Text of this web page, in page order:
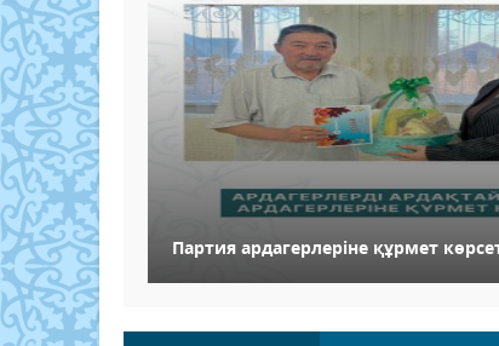
Партия ардагерлеріне құрмет